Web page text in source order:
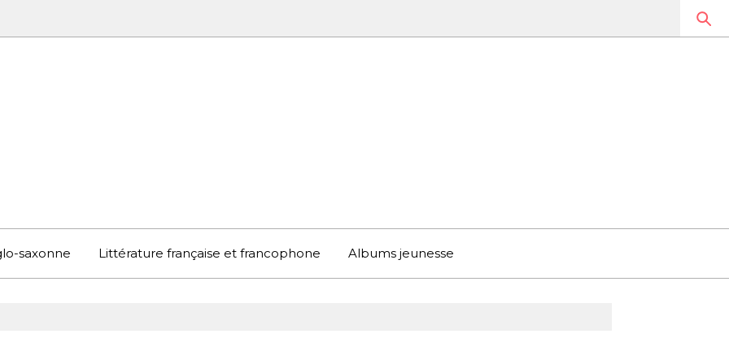
saxonne Littérature française et francophone Albums jeunesse